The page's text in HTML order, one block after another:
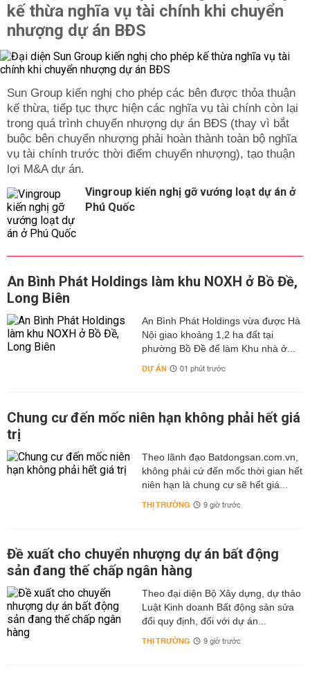
kế thừa nghĩa vụ tài chính khi chuyển
nhượng dự án BĐS
Sun Group kiến nghị cho phép các bên được thỏa thuận
kế thừa, tiếp tục thực hiện các nghĩa vụ tài chính còn lại
trong quá trình chuyển nhượng dự án BĐS (thay vì bắt
buộc bên chuyển nhượng phải hoàn thành toàn bộ nghĩa
vụ tài chính trước thời điểm chuyển nhượng), tạo thuận
lợi M&A dự án.
Vingroup kiến nghị gỡ vướng loạt dự án ở
Phú Quốc
An Bình Phát Holdings làm khu NOXH ở Bồ Đề,
Long Biên
An Bình Phát Holdings vừa được Hà
Nội giao khoảng 1,2 ha đất tại
phường Bồ Đề để làm Khu nhà ở...
DỰ ÁN 01 phút trước
Chung cư đến mốc niên hạn không phải hết giá
trị
Theo lãnh đạo Batdongsan.com.vn,
không phải cứ đến mốc thời gian hết
niên hạn là chung cư sẽ hết giá...
THỊ TRƯỜNG 9 giờ trước
Đề xuất cho chuyển nhượng dự án bất động
sản đang thế chấp ngân hàng
Theo đại diện Bộ Xây dựng, dự thảo
Luật Kinh doanh Bất động sản sửa
đổi quy định, đối với dự án...
THỊ TRƯỜNG 9 giờ trước